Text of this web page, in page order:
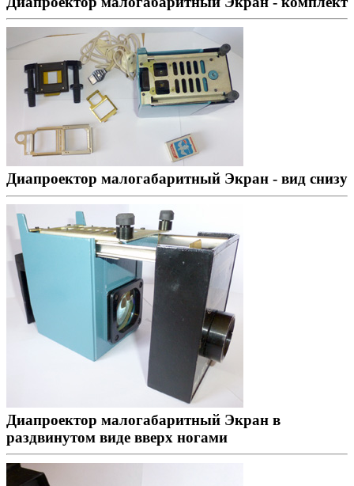
Диапроектор малогабаритный Экран - вид снизу
Диапроектор малогабаритный Экран в
раздвинутом виде вверх ногами